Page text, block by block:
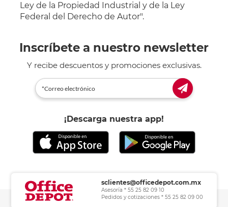
Ley de la Propiedad Industrial y de la Ley
Federal del Derecho de Autor".
Inscríbete a nuestro newsletter
Y recibe descuentos y promociones exclusivas.
¡Descarga nuestra app!
sclientes@officedepot.com.mx
Asesoría * 55 25 82 09 10
Pedidos y cotizaciones * 55 25 82 09 00